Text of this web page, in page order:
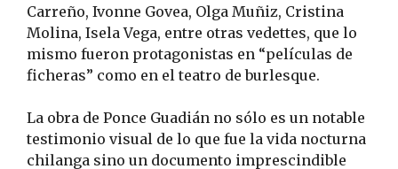
Carreño, Ivonne Govea, Olga Muñiz, Cristina
Molina, Isela Vega, entre otras vedettes, que lo
mismo fueron protagonistas en “películas de
ficheras” como en el teatro de burlesque.
La obra de Ponce Guadián no sólo es un notable
testimonio visual de lo que fue la vida nocturna
chilanga sino un documento imprescindible